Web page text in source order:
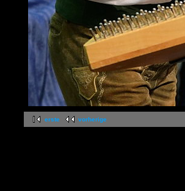
erste vorherige